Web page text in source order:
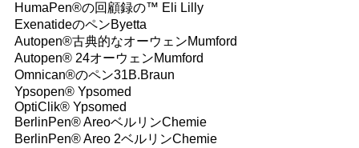
HumaPen®の回顧録の™ Eli Lilly
ExenatideのペンByetta
Autopen®古典的なオーウェンMumford
Autopen® 24オーウェンMumford
Omnican®のペン31B.Braun
Ypsopen® Ypsomed
OptiClik® Ypsomed
BerlinPen® AreoベルリンChemie
BerlinPen® Areo 2ベルリンChemie